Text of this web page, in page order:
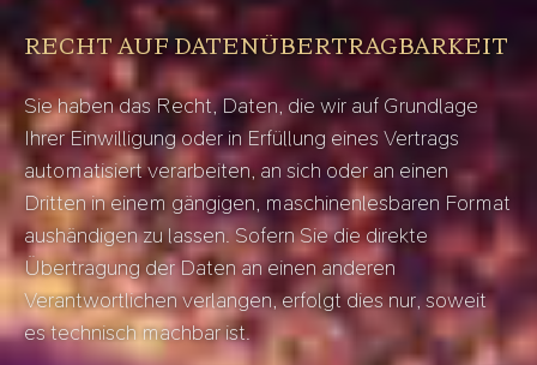
RECHT AUF DATEN­ÜBERTRAG­BARKEIT
Sie haben das Recht, Daten, die wir auf Grundlage
Ihrer Einwilligung oder in Erfüllung eines Vertrags
automatisiert verarbeiten, an sich oder an einen
Dritten in einem gängigen, maschinenlesbaren Format
aushändigen zu lassen. Sofern Sie die direkte
Übertragung der Daten an einen anderen
Verantwortlichen verlangen, erfolgt dies nur, soweit
es technisch machbar ist.